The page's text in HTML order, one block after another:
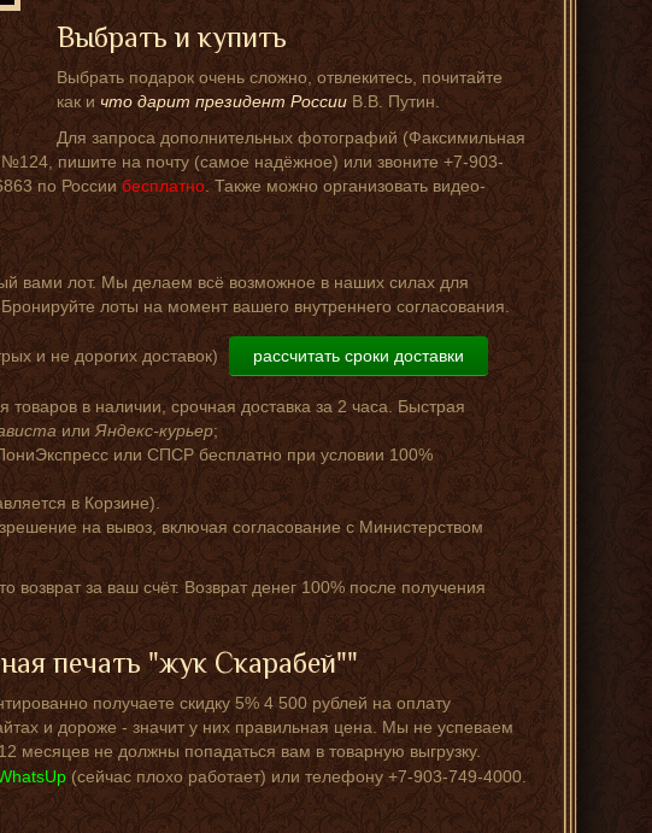
Выбрать и купить
Выбрать подарок очень сложно, отвлекитесь, почитайте
как ичто дарит президент РоссииВ.В. Путин.
Для запроса дополнительных фотографий (Факсимильная
пишите на почту (самое надёжное) или звоните +7-903-
по Россиибесплатно. Также можно организовать видео-
вами лот. Мы делаем всё возможное в наших силах для
лоты на момент вашего внутреннего согласования.
и не дорогих доставок) рассчитать сроки доставки
в наличии, срочная доставка за 2 часа. Быстрая
илиЯндекс-курьер;
или СПСР бесплатно при условии 100%
в Корзине).
на вывоз, включая согласование с Министерством
за ваш счёт. Возврат денег 100% после получения
печать "жук Скарабей""
получаете скидку 5% 4 500 рублей на оплату
и дороже - значит у них правильная цена. Мы не успеваем
месяцев не должны попадаться вам в товарную выгрузку.
(сейчас плохо работает) или телефону +7-903-749-4000.